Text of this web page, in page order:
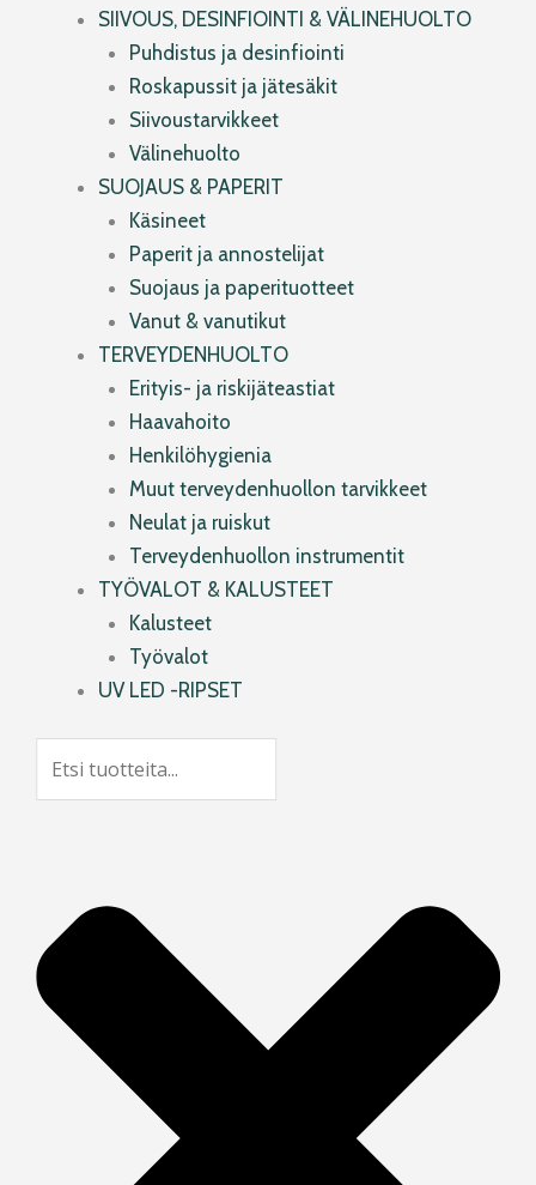
SIIVOUS, DESINFIOINTI & VÄLINEHUOLTO
Puhdistus ja desinfiointi
Roskapussit ja jätesäkit
Siivoustarvikkeet
Välinehuolto
SUOJAUS & PAPERIT
Käsineet
Paperit ja annostelijat
Suojaus ja paperituotteet
Vanut & vanutikut
TERVEYDENHUOLTO
Erityis- ja riskijäteastiat
Haavahoito
Henkilöhygienia
Muut terveydenhuollon tarvikkeet
Neulat ja ruiskut
Terveydenhuollon instrumentit
TYÖVALOT & KALUSTEET
Kalusteet
Työvalot
UV LED -RIPSET